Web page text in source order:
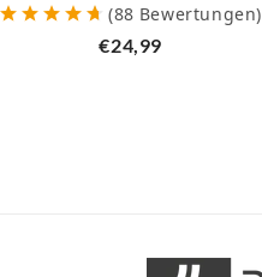
(88 Bewertungen)
€24,99